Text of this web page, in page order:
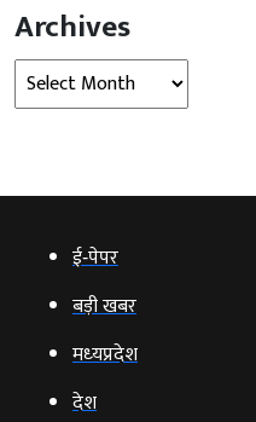
Archives
Archives
ई‑पेपर
बड़ी खबर
मध्‍यप्रदेश
देश